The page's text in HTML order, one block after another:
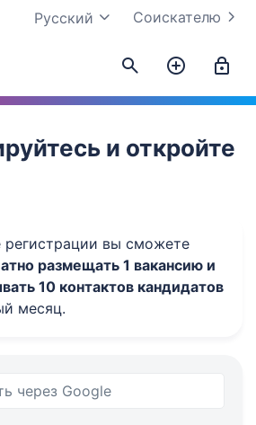
Соискателю
Русский
и откройте
регистрации вы сможете
размещать 1 вакансию и
10 контактов кандидатов
месяц.
через Google